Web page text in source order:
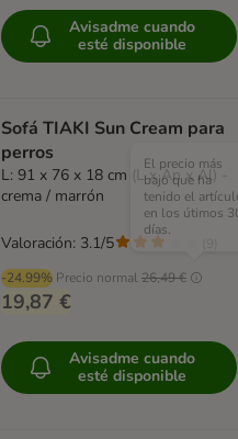
Avisadme cuando
esté disponible
Sofá TIAKI Sun Cream para
perros
L: 91 x 76 x 18 cm (L x An x Al) -
crema / marrón
-24.99% Precio normal 26,49 €
El precio más
bajo que ha
tenido el
en los útimos
días.
19,87 €
Valoración: 3.1/5
Avisadme cuando
esté disponible